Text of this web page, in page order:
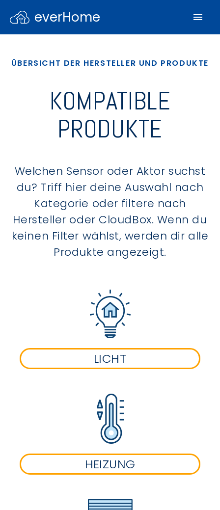
everHome
ÜBERSICHT DER HERSTELLER UND PRODUKTE
KOMPATIBLE
PRODUKTE
Welchen Sensor oder Aktor suchst
du? Triff hier deine Auswahl nach
Kategorie oder filtere nach
Hersteller oder CloudBox. Wenn du
keinen Filter wählst, werden dir alle
Produkte angezeigt.
LICHT
HEIZUNG